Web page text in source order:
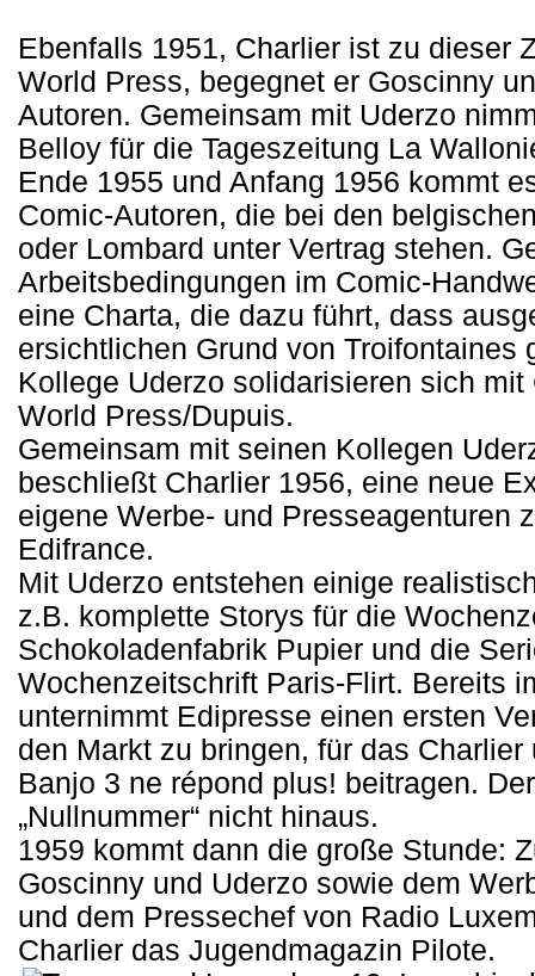
Ebenfalls 1951, Charlier ist zu dieser
World Press, begegnet er Goscinny
Autoren. Gemeinsam mit Uderzo
Belloy für die Tageszeitung La
Ende 1955 und Anfang 1956 kommt
Comic-Autoren, die bei den
oder Lombard unter Vertrag stehen.
Arbeitsbedingungen im Comic-
eine Charta, die dazu führt, dass
ersichtlichen Grund von Troifontaines
Kollege Uderzo solidarisieren sich
World Press/Dupuis.
Gemeinsam mit seinen Kollegen
beschließt Charlier 1956, eine neue
eigene Werbe- und Presseagenturen
Edifrance.
Mit Uderzo entstehen einige
z.B. komplette Storys für die
Schokoladenfabrik Pupier und die
Wochenzeitschrift Paris-Flirt. Bereits
unternimmt Edipresse einen ersten
den Markt zu bringen, für das
Banjo 3 ne répond plus! beitragen.
„Nullnummer“ nicht hinaus.
1959 kommt dann die große Stunde:
Goscinny und Uderzo sowie dem
und dem Pressechef von Radio
Charlier das Jugendmagazin Pilote.